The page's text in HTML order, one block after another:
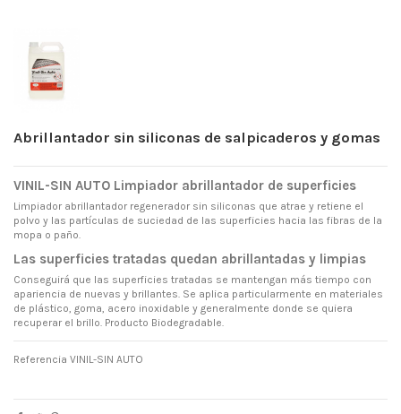
Abrillantador sin siliconas de salpicaderos y gomas
VINIL-SIN AUTO Limpiador abrillantador de superficies
Limpiador abrillantador regenerador sin siliconas que atrae y retiene el
polvo y las partículas de suciedad de las superficies hacia las fibras de la
mopa o paño.
Las superficies tratadas quedan abrillantadas y limpias
Conseguirá que las superficies tratadas se mantengan más tiempo con
apariencia de nuevas y brillantes. Se aplica particularmente en materiales
de plástico, goma, acero inoxidable y generalmente donde se quiera
recuperar el brillo. Producto Biodegradable.
Referencia VINIL-SIN AUTO